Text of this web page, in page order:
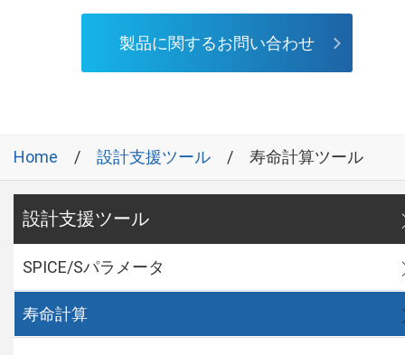
製品に関するお問い合わせ
Home 設計支援ツール 寿命計算ツール
設計支援ツール
SPICE/Sパラメータ
寿命計算